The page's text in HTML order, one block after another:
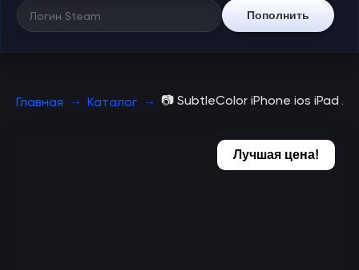
Пополнить
Главная Каталог 📷 SubtleColor iPhone ios iPad
Лучшая цена!